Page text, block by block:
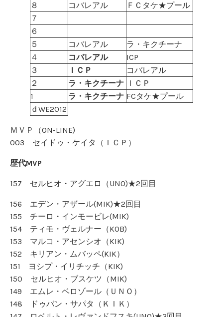
８ コバレアル
ＦＣタケ★プール
７
６
５
コバレアル
ラ・キクチーナ
４
コバレアル
ICP
３
ＩＣＰ
コバレアル
２
ラ・キクチーナ
ＩＣＰ
1
ラ・キクチーナ FCタケ★プール
ｄWE2012
ＭＶＰ（ON-LINE)
003 セイドゥ・ケイタ（ＩＣＰ）
歴代MVP
157 セルヒオ・アグエロ（UNO)★2回目
156 エデン・アザール(MIK)★2回目
155 チーロ・インモービレ(MIK)
154 ティモ・ヴェルナー（KOB)
153 マルコ・アセンシオ（KIK)
152 キリアン・ムバッペ(KIK）
151 ヨシプ・イリチッチ（KIK)
150 セルヒオ・ブスケツ（MIK)
149 エムレ・ベロゾール（ＵＮＯ）
148 ドゥバン・サパタ（ＫＩＫ）